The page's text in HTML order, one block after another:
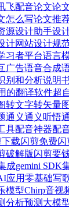
飞配音论文论
怎么写论文推
源设计助手设
计网站设计规
习者平台语言
广告语音合成
别和分析说明
的翻译软件超
转文字转矢量图
通义通义听悟
具配音神器配
载闪剪免费闪
破解版闪剪要
成gemini SDK
应用零基础写
模型Chirp音视
分析预测大模